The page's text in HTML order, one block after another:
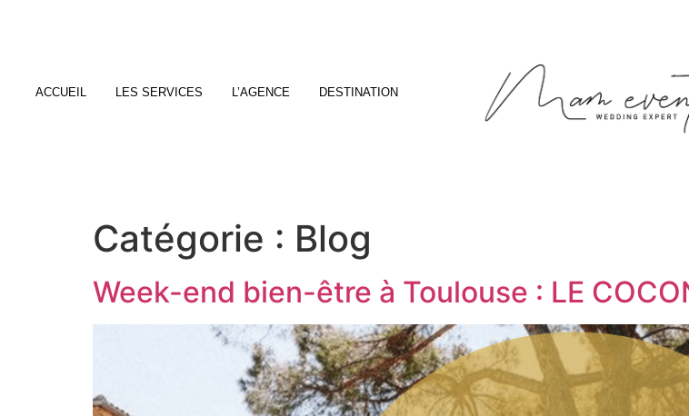
ACCUEIL LES SERVICES L’AGENCE DESTINATION
Catégorie : Blog
Week-end bien-être à Toulouse : LE